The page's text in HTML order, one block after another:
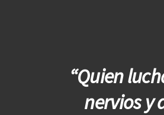
“Quien
nervios y